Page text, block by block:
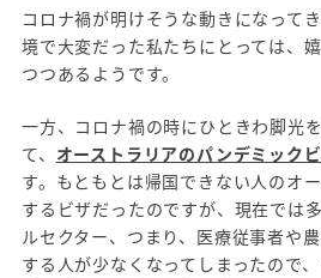
コロナ禍が明けそうな動きになって
境で大変だった私たちにとっては、
つつあるようです。
一方、コロナ禍の時にひときわ脚光
て、 オーストラリアのパンデミック
す。もともとは帰国できない人のオ
するビザだったのですが、現在では
ルセクター、つまり、医療従事者や
する人が少なくなってしまったので